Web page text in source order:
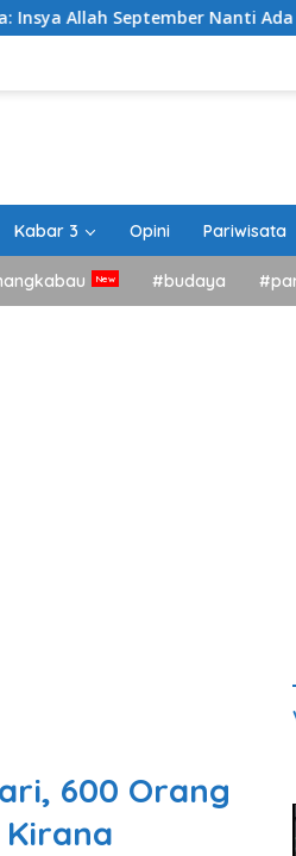
Nanti Ada Dua Agenda
Kabar 3 Opini Pariwisata
#budaya
600 Orang